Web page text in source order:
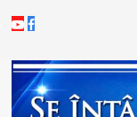
to
Youtube
Facebook